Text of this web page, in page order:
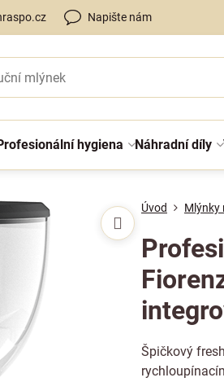
Napište nám
hygiena Náhradní díly
Úvod Mlýnky
Špičkový